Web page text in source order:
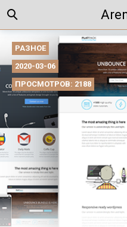
РАЗНОЕ
2020-03-06
ПРОСМОТРОВ: 2188